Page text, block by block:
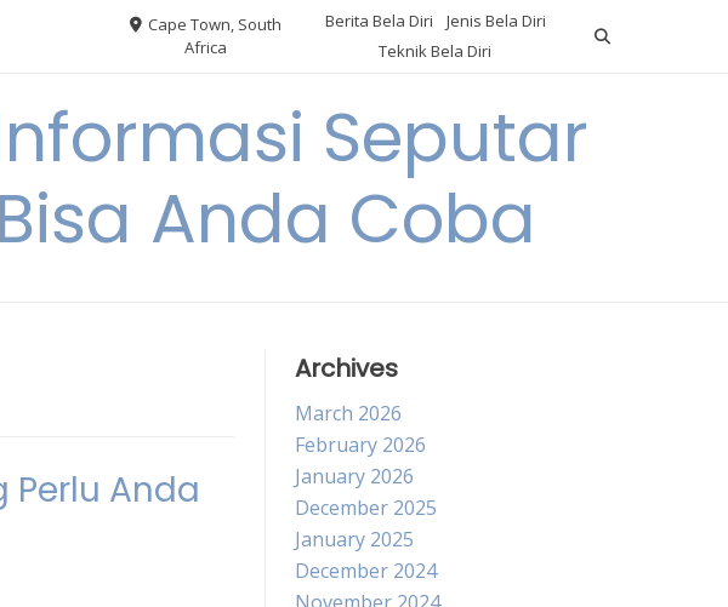
Cape Town, South
Africa
Berita Bela Diri
Jenis Bela Diri
Teknik Bela Diri
Informasi Seputar
Anda Coba
Perlu Anda
Archives
March 2026
February 2026
January 2026
December 2025
January 2025
December 2024